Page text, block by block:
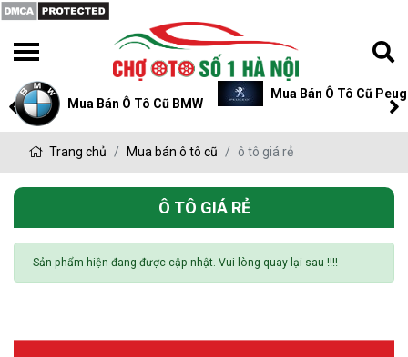
Mua Bán Ô Tô Cũ BMW
Mua Bán Ô Tô Cũ
Trang chủ Mua bán ô tô cũ ô tô giá rẻ
Ô TÔ GIÁ RẺ
Sản phẩm hiện đang được cập nhật. Vui lòng quay lại sau !!!!